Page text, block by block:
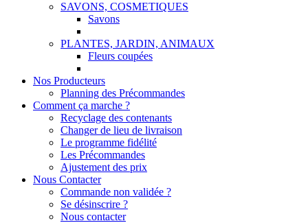
SAVONS, COSMETIQUES
Savons
PLANTES, JARDIN, ANIMAUX
Fleurs coupées
Nos Producteurs
Planning des Précommandes
Comment ça marche ?
Recyclage des contenants
Changer de lieu de livraison
Le programme fidélité
Les Précommandes
Ajustement des prix
Nous Contacter
Commande non validée ?
Se désinscrire ?
Nous contacter